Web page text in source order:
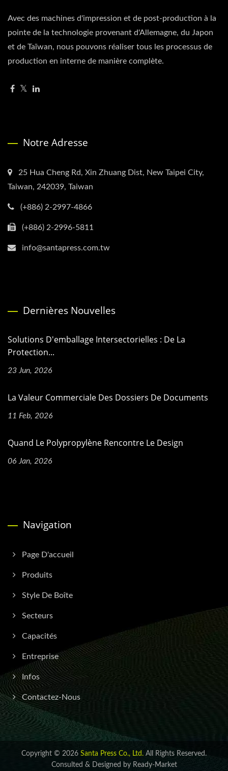
Avec des machines d'impression et de post-production à la
pointe de la technologie provenant d'Allemagne, du Japon
et de Taïwan, nous pouvons réaliser tous les processus de
production en interne de manière complète.
Notre Adresse
25 Hua Cheng Rd, Xin Zhuang Dist, New Taipei City,
Taiwan, 242039, Taiwan
(+886) 2-2997-4866
(+886) 2-2996-5811
info@santapress.com.tw
Dernières Nouvelles
Solutions D'emballage Intersectorielles : De La
Protection...
23 Jun, 2026
La Valeur Commerciale Des Dossiers De Documents
11 Feb, 2026
Quand Le Polypropylène Rencontre Le Design
06 Jan, 2026
Navigation
Page D'accueil
Produits
Style De Boîte
Secteurs
Capacités
Entreprise
Infos
Contactez-Nous
Copyright © 2026 Santa Press Co., Ltd. All Rights Reserved.
Consulted & Designed by Ready-Market